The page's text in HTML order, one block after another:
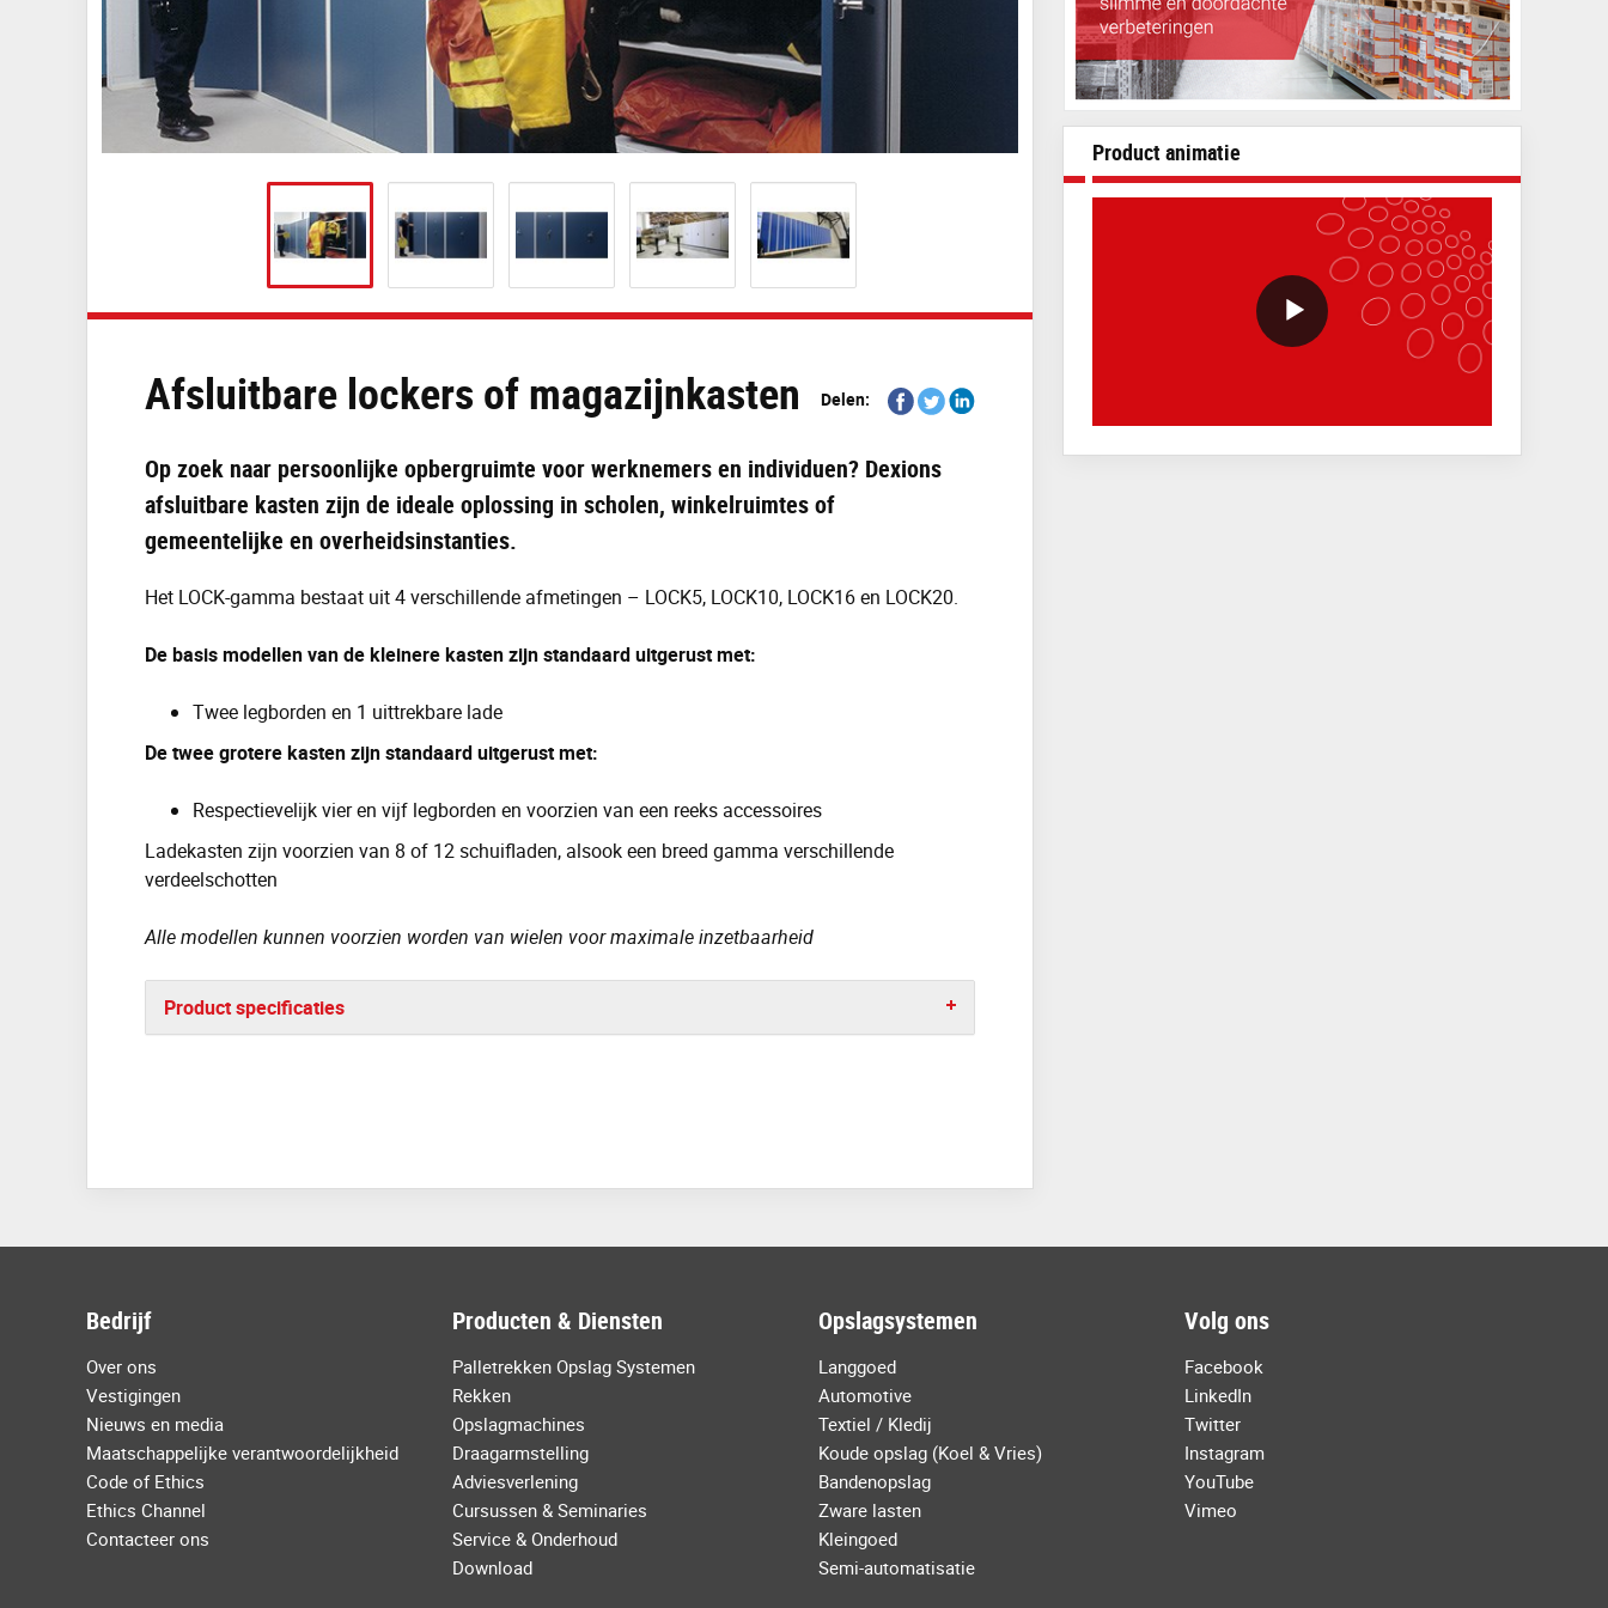
Afsluitbare lockers of magazijnkasten Delen:
ShareShareShare
Op zoek naar persoonlijke opbergruimte voor werknemers en individuen? Dexions
afsluitbare kasten zijn de ideale oplossing in scholen, winkelruimtes of
gemeentelijke en overheidsinstanties.
Het LOCK-gamma bestaat uit 4 verschillende afmetingen – LOCK5, LOCK10, LOCK16 en LOCK20.
De basis modellen van de kleinere kasten zijn standaard uitgerust met:
Twee legborden en 1 uittrekbare lade
De twee grotere kasten zijn standaard uitgerust met:
Respectievelijk vier en vijf legborden en voorzien van een reeks accessoires
Ladekasten zijn voorzien van 8 of 12 schuifladen, alsook een breed gamma verschillende
verdeelschotten
Alle modellen kunnen voorzien worden van wielen voor maximale inzetbaarheid
Product specificaties
Product animatie
VideoWithLightboxBlock
Bedrijf
Over ons
Vestigingen
Nieuws en media
Maatschappelijke verantwoordelijkheid
Code of Ethics
Ethics Channel
Contacteer ons
Producten & Diensten
Palletrekken Opslag Systemen
Rekken
Opslagmachines
Draagarmstelling
Adviesverlening
Cursussen & Seminaries
Service & Onderhoud
Download
Opslagsystemen
Langgoed
Automotive
Textiel / Kledij
Koude opslag (Koel & Vries)
Bandenopslag
Zware lasten
Kleingoed
Semi-automatisatie
Volg ons
Facebook
LinkedIn
Twitter
Instagram
YouTube
Vimeo